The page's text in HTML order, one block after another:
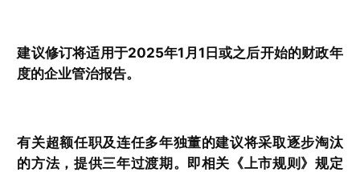
建议修订将适用于2025年1月1日或之后开始的财政年
度的企业管治报告。
有关超额任职及连任多年独董的建议将采取逐步淘汰
的方法，提供三年过渡期。即相关《上市规则》规定